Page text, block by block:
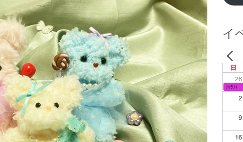
イ
日
26
ｻｸﾗﾉｷ
2
9
16